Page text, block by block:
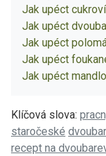
Jak upéct
Jak upéct
Jak upéct
Jak upéct
Jak upéct
Klíčová slova:
staročeské
recept na